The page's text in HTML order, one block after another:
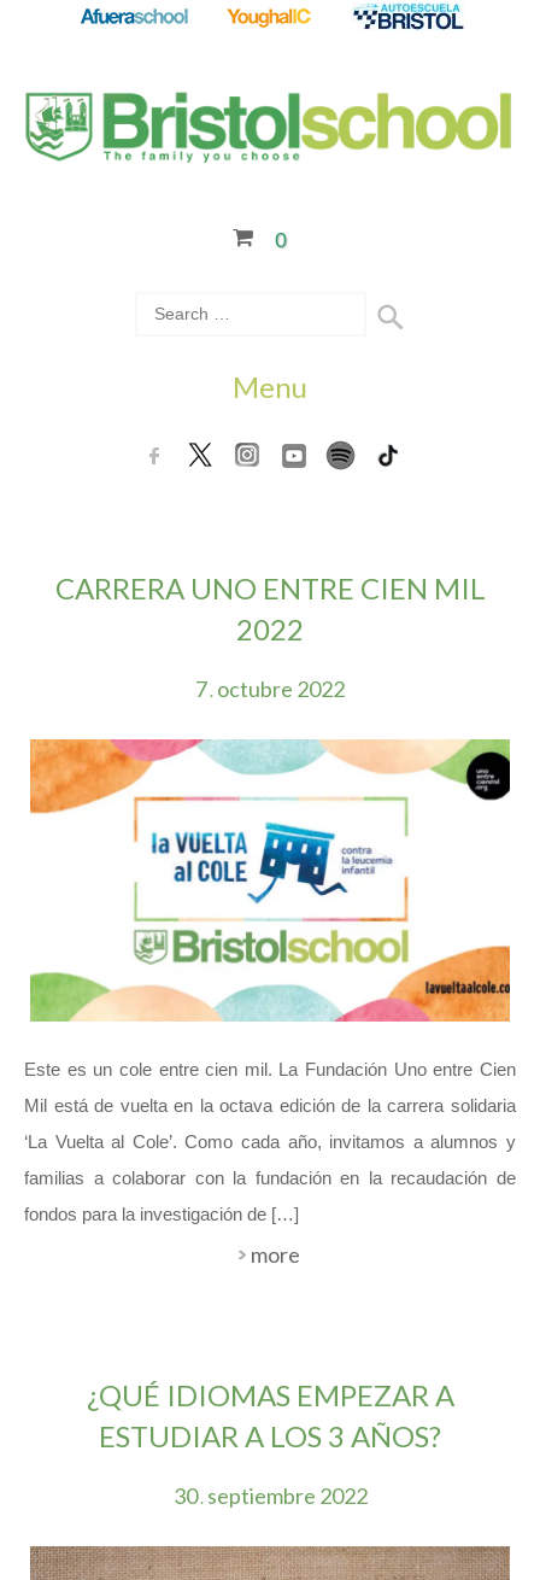
0
Menu
CARRERA UNO ENTRE CIEN MIL
2022
7. octubre 2022
Este es un cole entre cien mil. La Fundación Uno entre Cien
Mil está de vuelta en la octava edición de la carrera solidaria
‘La Vuelta al Cole’. Como cada año, invitamos a alumnos y
familias a colaborar con la fundación en la recaudación de
fondos para la investigación de […]
more
¿QUÉ IDIOMAS EMPEZAR A
ESTUDIAR A LOS 3 AÑOS?
30. septiembre 2022